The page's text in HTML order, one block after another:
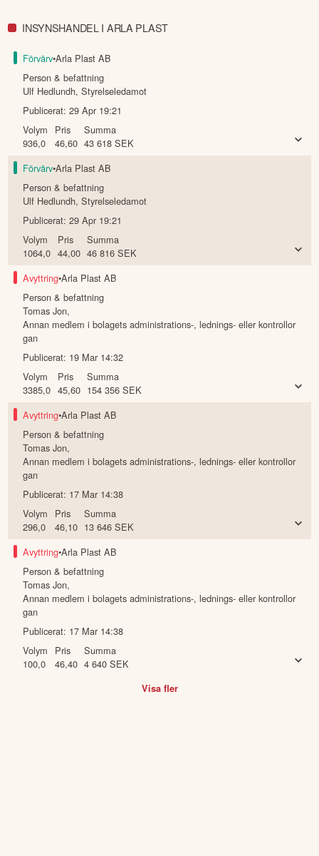
INSYNSHANDEL I ARLA PLAST
Förvärv•Arla Plast AB
Person & befattning
Ulf Hedlundh,Styrelseledamot
Publicerat:29 Apr 19:21
Volym
936,0
Pris
46,60
Summa
43 618 SEK
Förvärv•Arla Plast AB
Person & befattning
Ulf Hedlundh,Styrelseledamot
Publicerat:29 Apr 19:21
Volym
1064,0
Pris
44,00
Summa
46 816 SEK
Avyttring•Arla Plast AB
Person & befattning
Tomas Jon,
Annan medlem i bolagets administrations-, lednings- eller kontrollor
gan
Publicerat: 19 Mar 14:32
Volym
3385,0
Pris
45,60
Summa
154 356 SEK
Avyttring•Arla Plast AB
Person & befattning
Tomas Jon,
Annan medlem i bolagets administrations-, lednings- eller kontrollor
gan
Publicerat: 17 Mar 14:38
Volym
296,0
Pris
46,10
Summa
13 646 SEK
Avyttring•Arla Plast AB
Person & befattning
Tomas Jon,
Annan medlem i bolagets administrations-, lednings- eller kontrollor
gan
Publicerat: 17 Mar 14:38
Volym
100,0
Pris
46,40
Summa
4 640 SEK
Visa fler